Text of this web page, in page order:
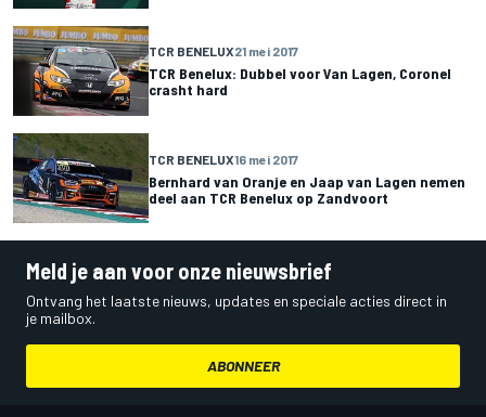
TCR BENELUX21 mei 2017
TCR Benelux: Dubbel voor Van Lagen, Coronel
crasht hard
TCR BENELUX16 mei 2017
Bernhard van Oranje en Jaap van Lagen nemen
deel aan TCR Benelux op Zandvoort
Meld je aan voor onze nieuwsbrief
Ontvang het laatste nieuws, updates en speciale acties direct in
je mailbox.
ABONNEER